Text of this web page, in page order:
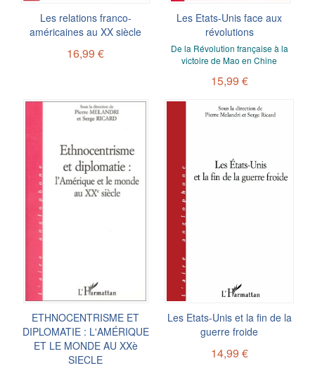
Les relations franco-
américaines au XX siècle
16,99 €
Les Etats-Unis face aux
révolutions
De la Révolution française à la
victoire de Mao en Chine
15,99 €
ETHNOCENTRISME ET
DIPLOMATIE : L'AMÉRIQUE
ET LE MONDE AU XXè
SIECLE
Les Etats-Unis et la fin de la
guerre froide
14,99 €